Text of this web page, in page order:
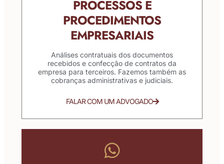
PROCESSOS E
PROCEDIMENTOS
EMPRESARIAIS
Análises contratuais dos documentos
recebidos e confecção de contratos da
empresa para terceiros. Fazemos também as
cobranças administrativas e judiciais.
FALAR COM UM ADVOGADO